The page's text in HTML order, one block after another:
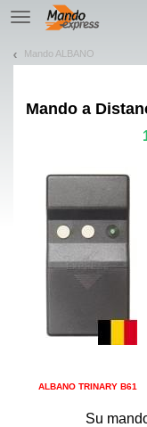
TE
navigation
Mando ALBANO
Mando a
ALBANO TRINARY B61
Su
¡Permítenos presentarte nuestras